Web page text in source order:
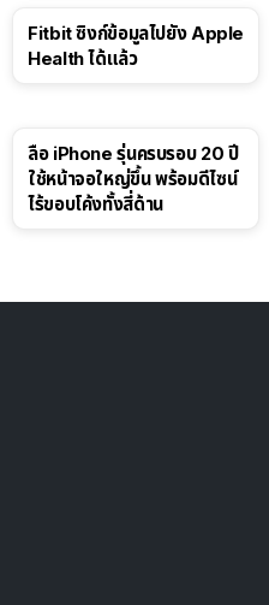
Fitbit ซิงก์ข้อมูลไปยัง Apple
Health ได้แล้ว
ลือ iPhone รุ่นครบรอบ 20 ปี
ใช้หน้าจอใหญ่ขึ้น พร้อมดีไซน์
ไร้ขอบโค้งทั้งสี่ด้าน